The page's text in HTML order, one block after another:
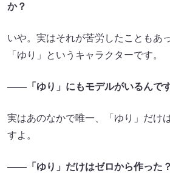
か？
いや。実はそれが苦労したこともあ
「ゆり」というキャラクターです。
――「ゆり」にもモデルがいるんで
実はあのなかで唯一、「ゆり」だけ
すよ。
――「ゆり」だけはゼロから作った？